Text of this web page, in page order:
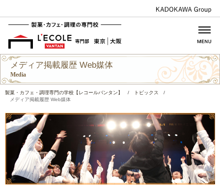
メディア掲載履歴 Web媒体
Media
製菓・カフェ・調理専門の学校【レコールバンタン】 / トピックス
/
メディア掲載履歴 Web媒体